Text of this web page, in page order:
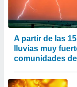
A partir de las
lluvias muy
comunidades